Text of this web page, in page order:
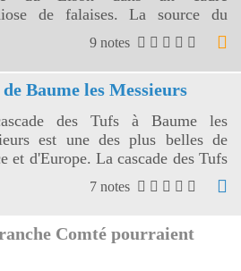
de falaises. La source du
est une résurgence
et l'un des plus vastes
de spéléologie de France.
9 notes
de Baume les Messieurs
des Tufs à Baume les
est une des plus belles de
et d'Europe. La cascade des Tufs
les Messieurs est à voir au
ou après de fortes pluies.
7 notes
Comté pourraient